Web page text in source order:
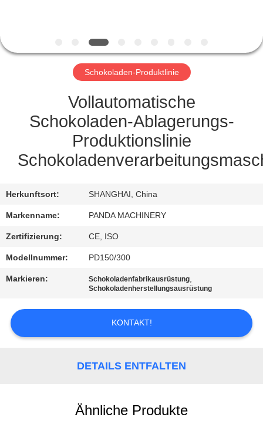
SIE
MIT
VERBINDUNG
NACHRICHTEN
FORDERN
SIE
EIN
ZITAT
SITEMAP
PRIVACY
POLICY
Schokoladen-Produktlinie
Vollautomatische
Schokoladen-Ablagerungs-
Produktionslinie
Herkunftsort: SHANGHAI, China
Markenname: PANDA MACHINERY
Zertifizierung: CE, ISO
Modellnummer: PD150/300
Markieren: Schokoladenfabrikausrüstung,
Schokoladenherstellungsausrüstung
KONTAKT!
DETAILS ENTFALTEN
Ähnliche Produkte